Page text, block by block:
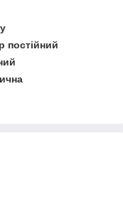
постійний